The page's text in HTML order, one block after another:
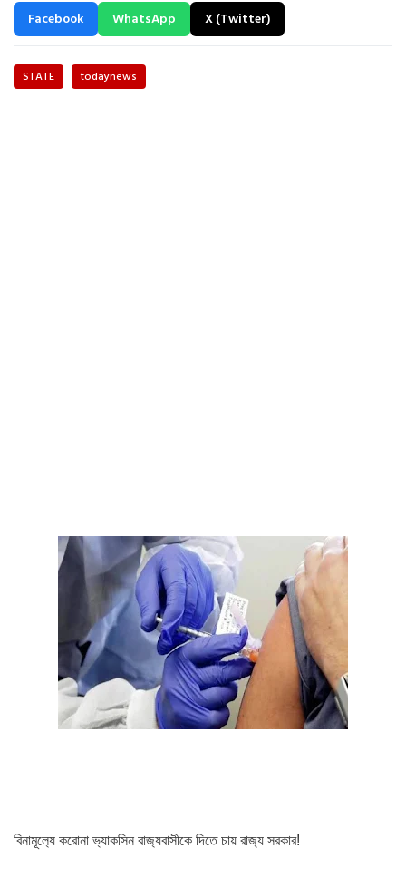
Facebook WhatsApp X (Twitter)
STATE todaynews
বিনামূল‍্যে করোনা ভ‍্যাকসিন রাজ‍্যবাসীকে দিতে চায় রাজ‍্য সরকার!